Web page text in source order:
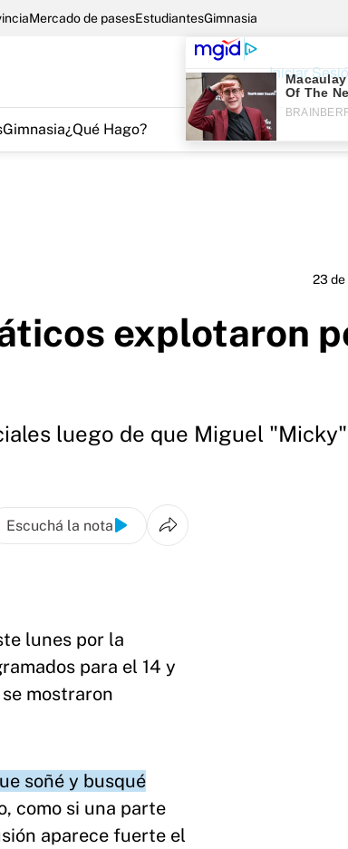
Mercado de pasesEstudiantesGimnasia
Iniciar
Gimnasia¿Qué Hago?
23
explotaron
luego de que Miguel
Escuchá la nota
lunes por la
para el 14 y
mostraron
soñé y busqué
como si una parte
aparece fuerte el